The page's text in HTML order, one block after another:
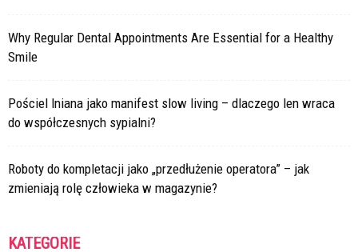
Why Regular Dental Appointments Are Essential for a Healthy
Smile
Pościel lniana jako manifest slow living – dlaczego len wraca
do współczesnych sypialni?
Roboty do kompletacji jako „przedłużenie operatora” – jak
zmieniają rolę człowieka w magazynie?
KATEGORIE